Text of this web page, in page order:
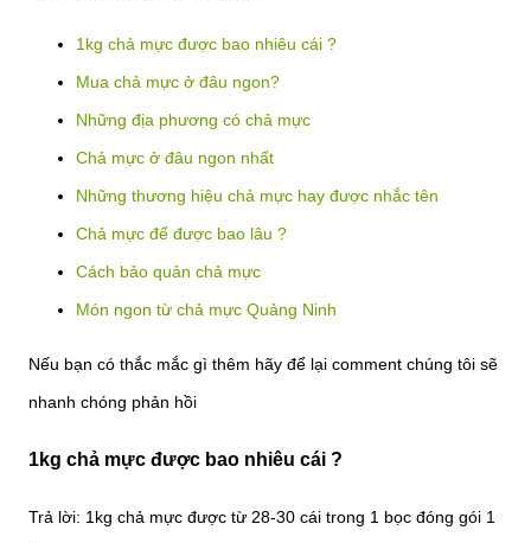
1kg chả mực được bao nhiêu cái ?
Mua chả mực ở đâu ngon?
Những địa phương có chả mực
Chả mực ở đâu ngon nhất
Những thương hiệu chả mực hay được nhắc tên
Chả mực để được bao lâu ?
Cách bảo quản chả mực
Món ngon từ chả mực Quảng Ninh
Nếu bạn có thắc mắc gì thêm hãy để lại comment chúng tôi sẽ
nhanh chóng phản hồi
1kg chả mực được bao nhiêu cái ?
Trả lời: 1kg chả mực được từ 28-30 cái trong 1 bọc đóng gói 1